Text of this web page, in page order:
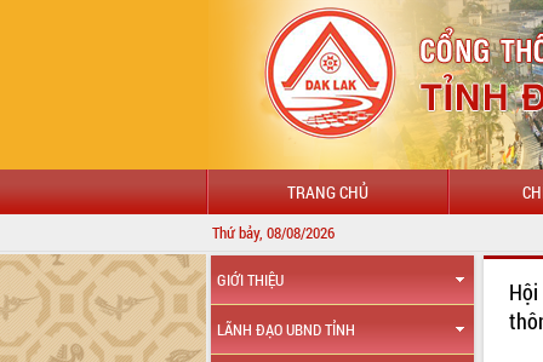
TRANG CHỦ
Thứ bảy, 08/08/2026
GIỚI THIỆU
LÃNH ĐẠO UBND TỈNH